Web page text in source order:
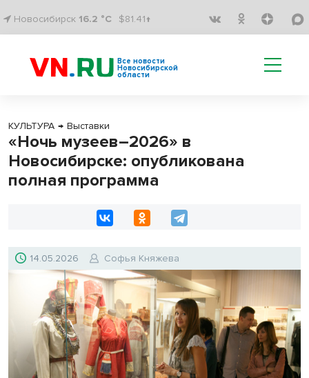
Новосибирск 16.2 °C $81.41↑
Все новости
Новосибирской
области
КУЛЬТУРА → Выставки
«Ночь музеев–2026» в
Новосибирске: опубликована
полная программа
14.05.2026 Софья Княжева